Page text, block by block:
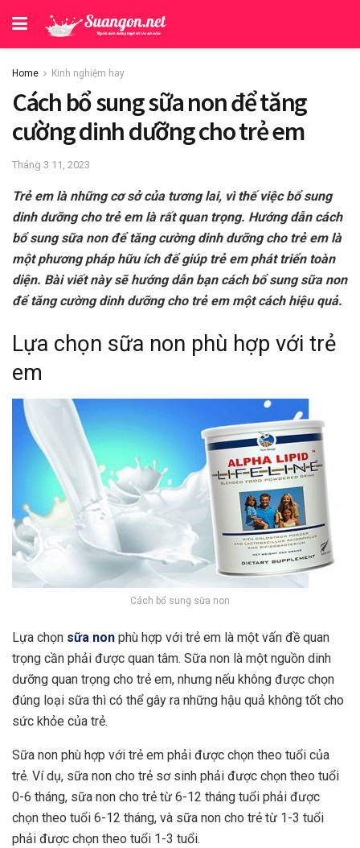
Home Kinh nghiệm hay
Cách bổ sung sữa non để tăng
cường dinh dưỡng cho trẻ em
Tháng 3 11, 2023
Trẻ em là những cơ sở của tương lai, vì thế việc bổ sung
dinh dưỡng cho trẻ em là rất quan trọng. Hướng dẫn cách
bổ sung sữa non để tăng cường dinh dưỡng cho trẻ em là
một phương pháp hữu ích để giúp trẻ em phát triển toàn
diện. Bài viết này sẽ hướng dẫn bạn cách bổ sung sữa non
để tăng cường dinh dưỡng cho trẻ em một cách hiệu quả.
Lựa chọn sữa non phù hợp với trẻ
em
Cách bổ sung sữa non
Lựa chọn sữa non phù hợp với trẻ em là một vấn đề quan
trọng cần phải được quan tâm. Sữa non là một nguồn dinh
dưỡng quan trọng cho trẻ em, nhưng nếu không được chọn
đúng loại sữa thì có thể gây ra những hậu quả không tốt cho
sức khỏe của trẻ.
Sữa non phù hợp với trẻ em phải được chọn theo tuổi của
trẻ. Ví dụ, sữa non cho trẻ sơ sinh phải được chọn theo tuổi
0-6 tháng, sữa non cho trẻ từ 6-12 tháng tuổi phải được
chọn theo tuổi 6-12 tháng, và sữa non cho trẻ từ 1-3 tuổi
phải được chọn theo tuổi 1-3 tuổi.